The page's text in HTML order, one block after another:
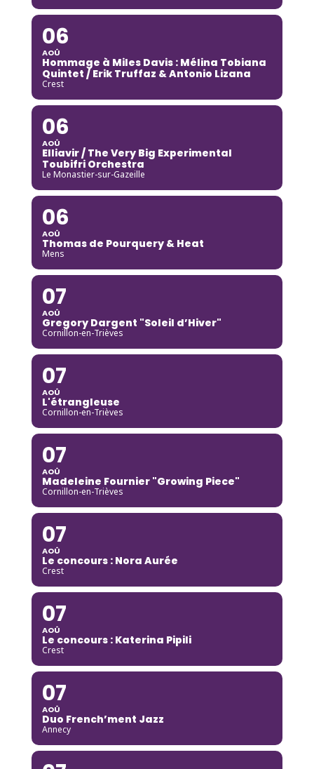
06
AOÛ
Hommage à Miles Davis : Mélina Tobiana
Quintet / Erik Truffaz & Antonio Lizana
Crest
06
AOÛ
Elliavir / The Very Big Experimental
Toubifri Orchestra
Le Monastier-sur-Gazeille
06
AOÛ
Thomas de Pourquery & Heat
Mens
07
AOÛ
Gregory Dargent "Soleil d’Hiver"
Cornillon-en-Trièves
07
AOÛ
L'étrangleuse
Cornillon-en-Trièves
07
AOÛ
Madeleine Fournier "Growing Piece"
Cornillon-en-Trièves
07
AOÛ
Le concours : Nora Aurée
Crest
07
AOÛ
Le concours : Katerina Pipili
Crest
07
AOÛ
Duo French’ment Jazz
Annecy